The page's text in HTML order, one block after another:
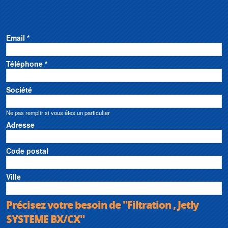
Email *
Téléphone *
Société
Ne pas remplir si vous êtes un particulier
Adresse
Code postal
Ville
Précisez votre besoin de "Filtration , Jetly
SYSTEME BX/CX"